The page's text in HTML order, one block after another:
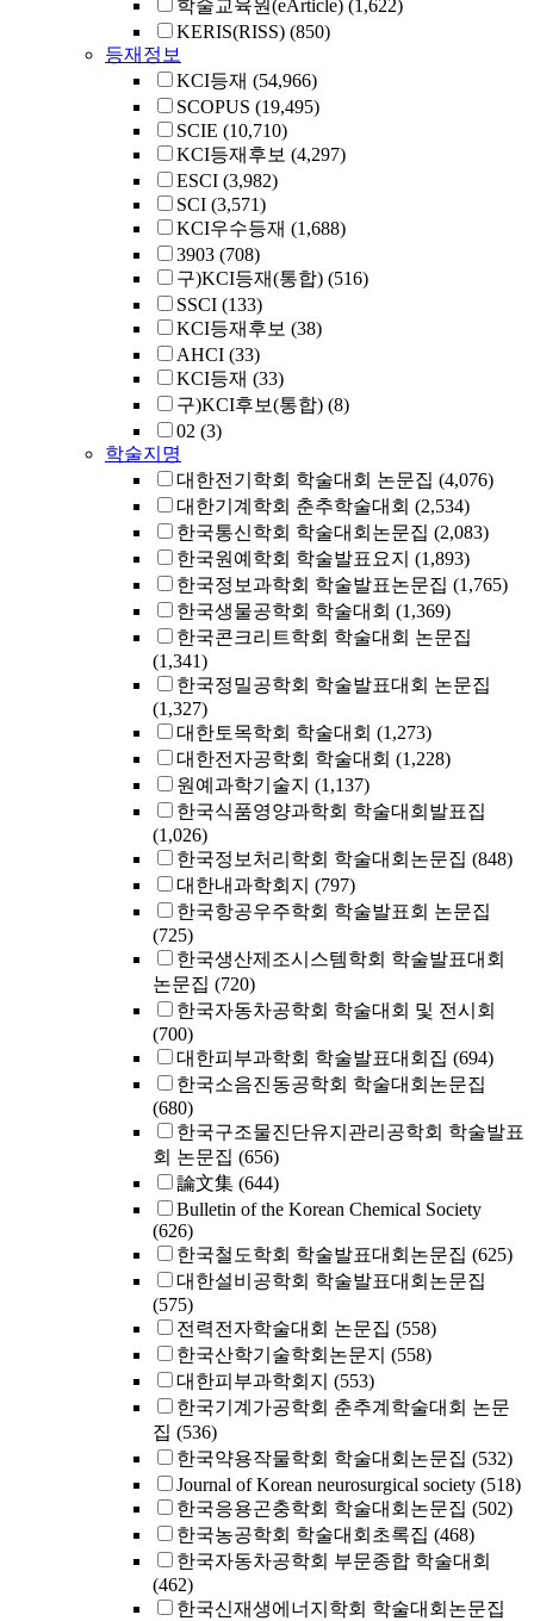
학술교육원(eArticle) (1,622)
KERIS(RISS) (850)
등재정보
KCI등재 (54,966)
SCOPUS (19,495)
SCIE (10,710)
KCI등재후보 (4,297)
ESCI (3,982)
SCI (3,571)
KCI우수등재 (1,688)
3903 (708)
구)KCI등재(통합) (516)
SSCI (133)
KCI등재후보 (38)
AHCI (33)
KCI등재 (33)
구)KCI후보(통합) (8)
02 (3)
학술지명
대한전기학회 학술대회 논문집 (4,076)
대한기계학회 춘추학술대회 (2,534)
한국통신학회 학술대회논문집 (2,083)
한국원예학회 학술발표요지 (1,893)
한국정보과학회 학술발표논문집 (1,765)
한국생물공학회 학술대회 (1,369)
한국콘크리트학회 학술대회 논문집
(1,341)
한국정밀공학회 학술발표대회 논문집
(1,327)
대한토목학회 학술대회 (1,273)
대한전자공학회 학술대회 (1,228)
원예과학기술지 (1,137)
한국식품영양과학회 학술대회발표집
(1,026)
한국정보처리학회 학술대회논문집 (848)
대한내과학회지 (797)
한국항공우주학회 학술발표회 논문집
(725)
한국생산제조시스템학회 학술발표대회
논문집 (720)
한국자동차공학회 학술대회 및 전시회
(700)
대한피부과학회 학술발표대회집 (694)
한국소음진동공학회 학술대회논문집
(680)
한국구조물진단유지관리공학회 학술발표
회 논문집 (656)
論文集 (644)
Bulletin of the Korean Chemical Society
(626)
한국철도학회 학술발표대회논문집 (625)
대한설비공학회 학술발표대회논문집
(575)
전력전자학술대회 논문집 (558)
한국산학기술학회논문지 (558)
대한피부과학회지 (553)
한국기계가공학회 춘추계학술대회 논문
집 (536)
한국약용작물학회 학술대회논문집 (532)
Journal of Korean neurosurgical society (518)
한국응용곤충학회 학술대회논문집 (502)
한국농공학회 학술대회초록집 (468)
한국자동차공학회 부문종합 학술대회
(462)
한국신재생에너지학회 학술대회논문집